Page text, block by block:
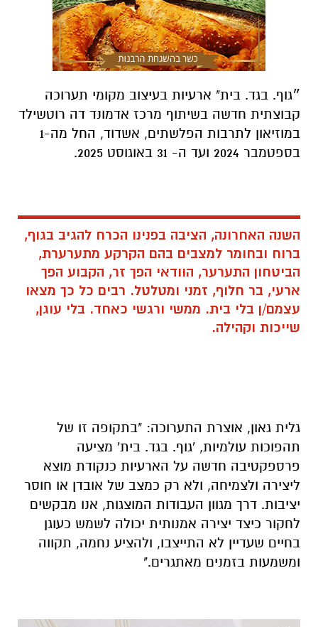
״גוף. בגד. בית" ארעיות בעיצוב מקומי תערוכה
קבוצתית חדשה בשיתוף מרכז אדמונד דה רוטשילד
במוזיאון לתרבות הפלשתים, אשדוד, החל מה-1
בספטמבר 2024 ועד ה- 31 באוגוסט 2025.
השנה האחרונה, הציבה בפנינו הכרח להגיב בגוף,
ברוח ובחומר למצבים בהם הקרקע מתערערת,
הביטחון התערער, הוודאי הפך זר, הקבוע הפך
ארעי, בר חלוף, זמני ומטלטל. רבים כל כך מצאו
עצמם/ן בלי בית. ממשי ורגשי כאחד. בלי עוגן,
שייכות וקהילה.
גלית גאון, אוצרת התערוכה: "בתקופה זו של
תהפוכות עולמיות, 'גוף. בגד. בית' מציעה
פרספקטיבה חדשה על הארעיות כנקודת מוצא
ליצירה ולצמיחה, ולא רק כמצב של אובדן או חוסר
יציבות. דרך מגוון העבודות המוצגות, אנו מבקשים
לחקור כיצד יצירה אמנותית יכולה לשמש כעוגן
בחיים שעדיין לא התייצבו, ולהציע נחמה, תקווה
ומשמעות בזמנים מאתגרים."